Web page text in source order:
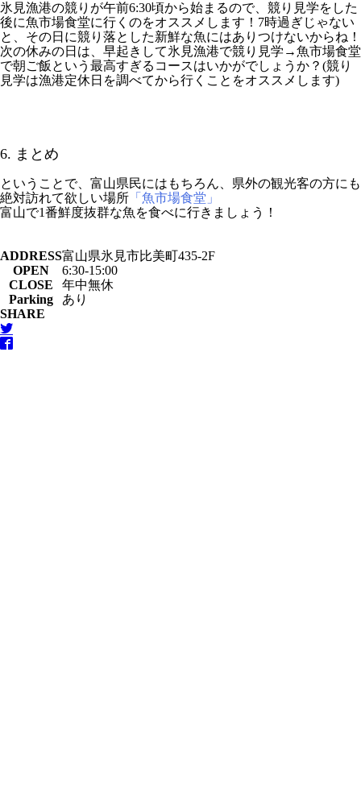
氷見漁港の競りが午前6:30頃から始まるので、競り見学をした
後に魚市場食堂に行くのをオススメします！7時過ぎじゃない
と、その日に競り落とした新鮮な魚にはありつけないからね！
次の休みの日は、早起きして氷見漁港で競り見学→魚市場食堂
で朝ご飯という最高すぎるコースはいかがでしょうか？(競り
見学は漁港定休日を調べてから行くことをオススメします)
6. まとめ
ということで、富山県民にはもちろん、県外の観光客の方にも
絶対訪れて欲しい場所 「魚市場食堂」
富山で1番鮮度抜群な魚を食べに行きましょう！
ADDRESS富山県氷見市比美町435-2F
OPEN
6:30-15:00
CLOSE
年中無休
Parking
あり
SHARE